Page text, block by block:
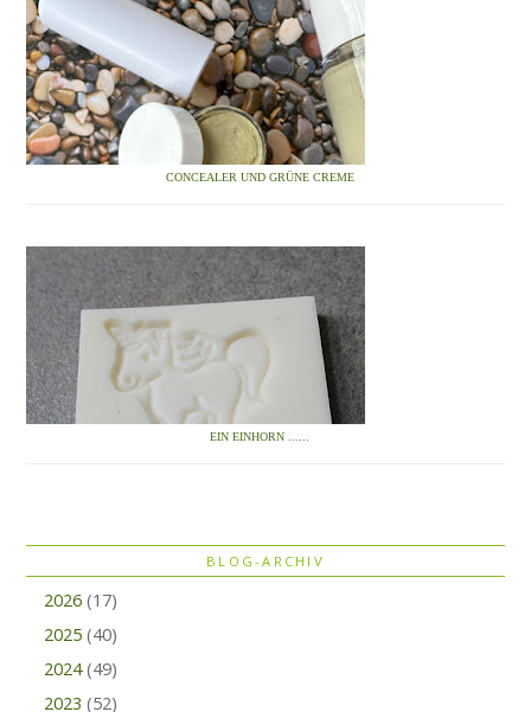
CONCEALER UND GRÜNE CREME
EIN EINHORN ......
BLOG-ARCHIV
2026 (17)
2025 (40)
2024 (49)
2023 (52)